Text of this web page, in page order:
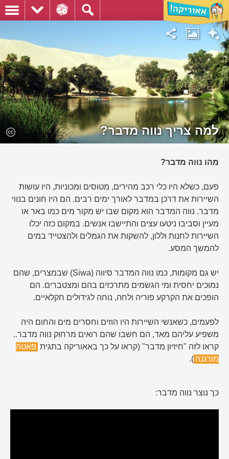
למה צריך נווה מדבר?
מהו נווה מדבר?
פעם, כשלא היו כלי רכב מהירים, מטוסים ומכוניות, היו עושות
השיירות את דרכן במדבר לאורך ימים רבים. הם היו חונים בנווי
מדבר. נווה המדבר הוא מקום שבו יש מקור מים כמו באר או
מעיין וסביבו ניטעו עצים והתיישבו אנשים. במקום כזה יכלו
השיירות לחנות וללון, להשקות את הגמלים ולהצטייד במים
להמשך המסע.
יש גם מקומות, כמו נווה המדבר סיווה (Siwa) שבמצרים, שהם
נמוכים יחסית ומי הגשמים מתרכזים בהם ומצטברים. הם
הופכים את הקרקע פוריה ולחה, נוחה לגידולים חקלאיים.
לפעמים, כשאנשי השיירות היו הוזים וחסרים מים והחום היה
משפיע עליהם מאד, הם חשבו שהם רואים מרחוק נווה מדבר..
קראו לזה "חיזיון מדבר" (קראו על כך באאוריקה בתגית פאטה
מורגנה ).
כך נוצר נווה מדבר: